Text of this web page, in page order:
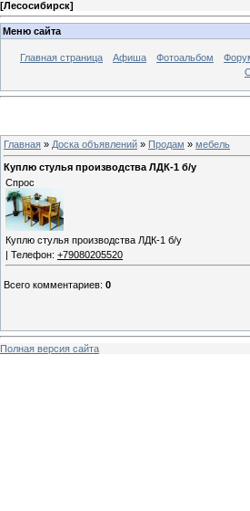
[Лесосибирск]
Меню сайта
Главная страница Афиша Фотоальбом
Главная » Доска объявлений » Продам » мебель
Куплю стулья производства ЛДК-1 б/у
Спрос
Куплю стулья производства ЛДК-1 б/у
| Телефон: +79080205520
Всего комментариев: 0
Полная версия сайта